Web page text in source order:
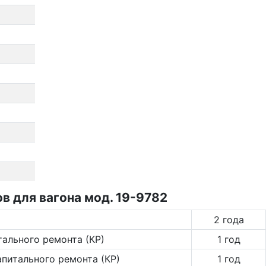
для вагона мод. 19-9782
2 года
ремонта (КР)
1 год
ремонта (КР)
1 год